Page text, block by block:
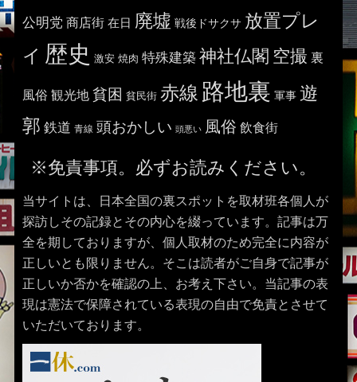
公明党 商店街 在日 廃墟 戦後ドサクサ 放置プレ
イ 歴史 激安 焼肉 特殊建築 神社仏閣 空撮 裏
風俗 観光地 貧困 貧民街 赤線 路地裏 軍事 遊
郭 鉄道 青線 頭おかしい 頭悪い 風俗 飲食街
※免責事項。必ずお読みください。
当サイトは、日本全国の裏スポットを取材班各個人が
探訪しその記録とその内心を綴っています。記事は万
全を期しておりますが、個人取材のため完全に内容が
正しいとも限りません。そこは読者がご自身で記事が
正しいか否かを確認の上、お考え下さい。当記事の表
現は憲法で保障されている表現の自由で免責とさせて
いただいております。